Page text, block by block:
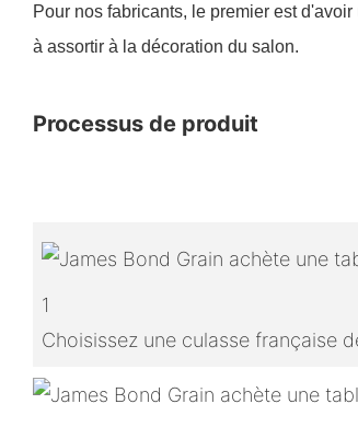
Pour nos fabricants, le premier est
à assortir à la décoration du salon.
Processus de produit
1
Choisissez une culasse française